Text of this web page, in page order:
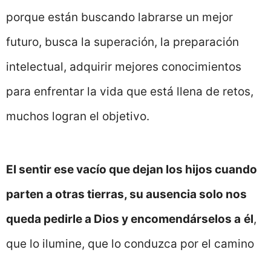
porque están buscando labrarse un mejor
futuro, busca la superación, la preparación
intelectual, adquirir mejores conocimientos
para enfrentar la vida que está llena de retos,
muchos logran el objetivo.
El sentir ese vacío que dejan los hijos cuando
parten a otras tierras, su ausencia solo nos
queda pedirle a Dios y encomendárselos a él,
que lo ilumine, que lo conduzca por el camino